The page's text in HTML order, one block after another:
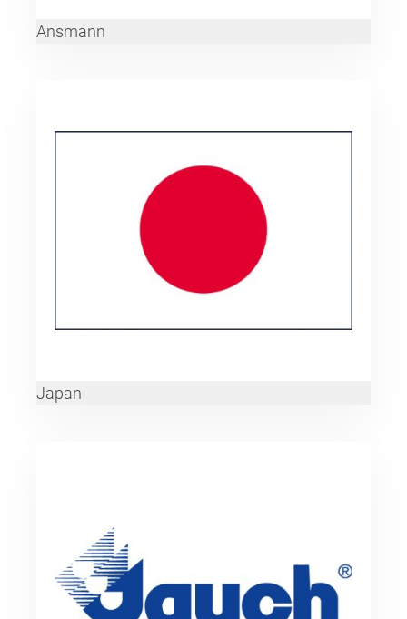
Ansmann
Japan